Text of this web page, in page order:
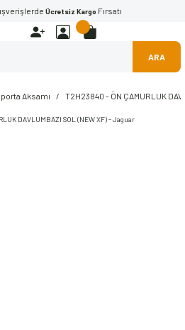
Ücretsiz Kargo Fırsatı
ARA
Aksamı T2H23840 - ÖN ÇAMURLUK